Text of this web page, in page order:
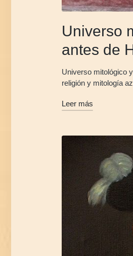
Universo
antes de
Universo mitológico
religión y mitología
Leer más